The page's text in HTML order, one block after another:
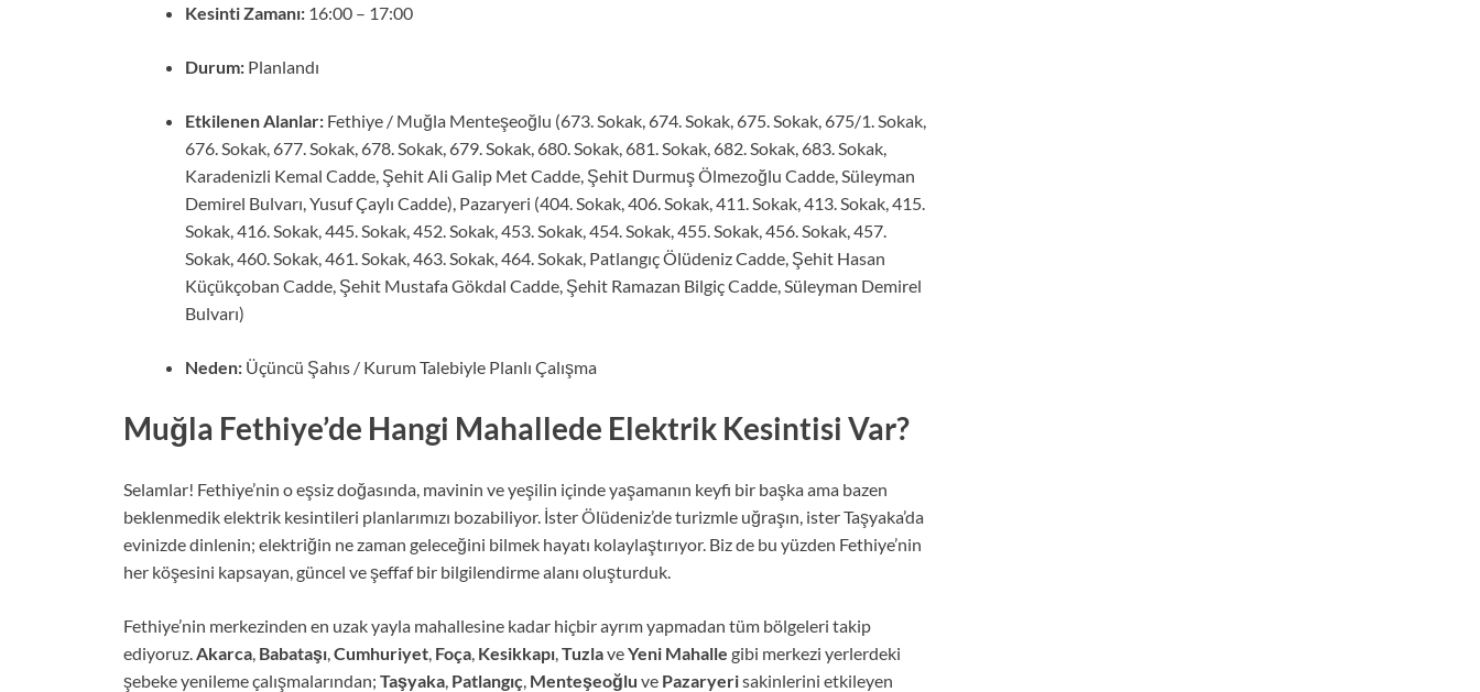
Kesinti Zamanı: 16:00 – 17:00
Durum: Planlandı
Etkilenen Alanlar: Fethiye / Muğla Menteşeoğlu (673. Sokak, 674. Sokak, 675. Sokak, 675/1. Sokak,
676. Sokak, 677. Sokak, 678. Sokak, 679. Sokak, 680. Sokak, 681. Sokak, 682. Sokak, 683. Sokak,
Karadenizli Kemal Cadde, Şehit Ali Galip Met Cadde, Şehit Durmuş Ölmezoğlu Cadde, Süleyman
Demirel Bulvarı, Yusuf Çaylı Cadde), Pazaryeri (404. Sokak, 406. Sokak, 411. Sokak, 413. Sokak, 415.
Sokak, 416. Sokak, 445. Sokak, 452. Sokak, 453. Sokak, 454. Sokak, 455. Sokak, 456. Sokak, 457.
Sokak, 460. Sokak, 461. Sokak, 463. Sokak, 464. Sokak, Patlangıç Ölüdeniz Cadde, Şehit Hasan
Küçükçoban Cadde, Şehit Mustafa Gökdal Cadde, Şehit Ramazan Bilgiç Cadde, Süleyman Demirel
Bulvarı)
Neden: Üçüncü Şahıs / Kurum Talebiyle Planlı Çalışma
Muğla Fethiye’de Hangi Mahallede Elektrik Kesintisi Var?
Selamlar! Fethiye’nin o eşsiz doğasında, mavinin ve yeşilin içinde yaşamanın keyfi bir başka ama bazen
beklenmedik elektrik kesintileri planlarımızı bozabiliyor. İster Ölüdeniz’de turizmle uğraşın, ister Taşyaka’da
evinizde dinlenin; elektriğin ne zaman geleceğini bilmek hayatı kolaylaştırıyor. Biz de bu yüzden Fethiye’nin
her köşesini kapsayan, güncel ve şeffaf bir bilgilendirme alanı oluşturduk.
Fethiye’nin merkezinden en uzak yayla mahallesine kadar hiçbir ayrım yapmadan tüm bölgeleri takip
ediyoruz.Akarca, Babataşı,Cumhuriyet, Foça, Kesikkapı,TuzlaveYeni Mahalle gibi merkezi yerlerdeki
şebeke yenileme çalışmalarından; Taşyaka, Patlangıç, Menteşeoğlu ve Pazaryerisakinlerini etkileyen